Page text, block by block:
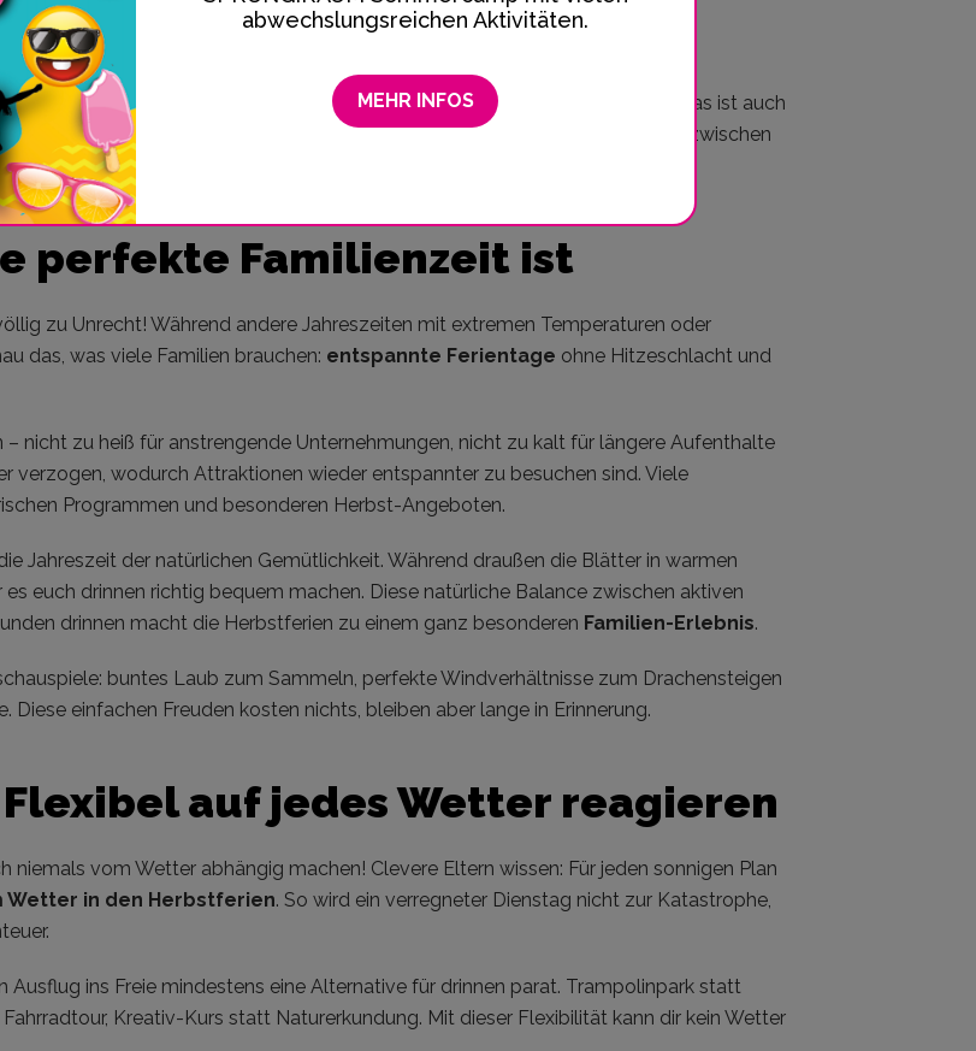
abwechslungsreichen Aktivitäten.
MEHR INFOS
Eltern
stürzen, lass uns ehrlich sein: Die perfekten Ferien gibt es nicht – und das ist auch
makellos durchgeplanten Zeitplan, sondern durch die richtige Balance zwischen
den Unterschied zwischen gestressten und gelassenen Ferientagen aus.
perfekte Familienzeit ist
zu Unrecht! Während andere Jahreszeiten mit extremen Temperaturen oder
das, was viele Familien brauchen: entspannte Ferientage ohne Hitzeschlacht und
nicht zu heiß für anstrengende Unternehmungen, nicht zu kalt für längere Aufenthalte
verzogen, wodurch Attraktionen wieder entspannter zu besuchen sind. Viele
Programmen und besonderen Herbst-Angeboten.
Jahreszeit der natürlichen Gemütlichkeit. Während draußen die Blätter in warmen
euch drinnen richtig bequem machen. Diese natürliche Balance zwischen aktiven
drinnen macht die Herbstferien zu einem ganz besonderen Familien-Erlebnis.
buntes Laub zum Sammeln, perfekte Windverhältnisse zum Drachensteigen
einfachen Freuden kosten nichts, bleiben aber lange in Erinnerung.
auf jedes Wetter reagieren
vom Wetter abhängig machen! Clevere Eltern wissen: Für jeden sonnigen Plan
Wetter in den Herbstferien. So wird ein verregneter Dienstag nicht zur Katastrophe,
ins Freie mindestens eine Alternative für drinnen parat. Trampolinpark statt
Kreativ-Kurs statt Naturerkundung. Mit dieser Flexibilität kann dir kein Wetter